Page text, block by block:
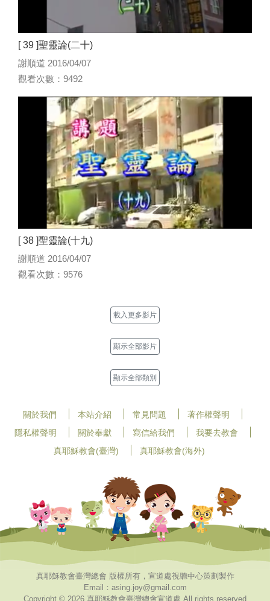
[ 39 ]聖靈論(二十)
謝順道 2016/04/07
觀看次數：9492
[ 38 ]聖靈論(十九)
謝順道 2016/04/07
觀看次數：9576
載入更多影片
顯示全部影片
顯示全部類別
關於我們 本站介紹 常見問題
著作權聲明
隱私權聲明
關於奉獻 寫信給我們
我要去教會
真耶穌教會(臺灣)
真耶穌教會(海外)
真耶穌教會臺灣總會 版權所有，宣道處視聽中心策劃製作
Email：asing.joy@gmail.com
Copyright © 2026 真耶穌教會臺灣總會宣道處 All rights reserved